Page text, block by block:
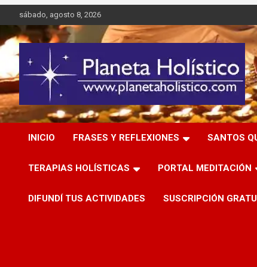
al
contenido
sábado, agosto 8, 2026
Planeta Holístico
Difusión de espiritualidad, terapias alternativas holísticas,
cursos, talleres y seminarios
INICIO
FRASES Y REFLEXIONES SANTOS
TERAPIAS HOLÍSTICAS PORTAL MEDITACIÓN
DIFUNDÍ TUS ACTIVIDADES SUSCRIPCIÓN